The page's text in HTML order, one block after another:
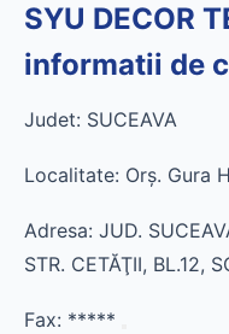
SYU DECOR
informatii de
Judet: SUCEAVA
Localitate: Orş. Gura
Adresa: JUD.
STR. CETĂŢII, BL.12,
Fax: *****